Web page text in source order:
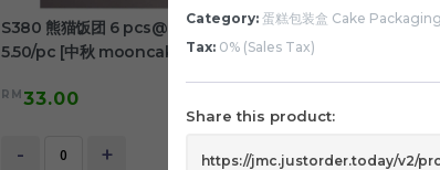
S380 熊猫饭团 6 pcs@RM
5.50/pc [中秋 mooncake]
RM33.00
- +
S379 立体高尔夫球
Father‘s day]
- +
Category: 蛋糕包装盒 Cake
Tax: 0% (Sales Tax)
Share this product: